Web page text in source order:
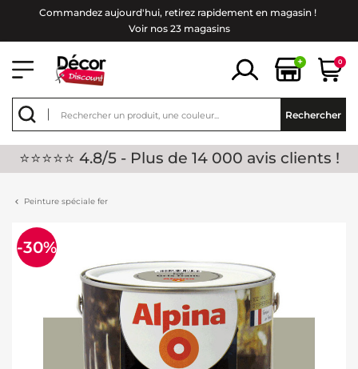
Commandez aujourd'hui, retirez rapidement en magasin !
Voir nos 23 magasins
+ 0
Rechercher
⭐⭐⭐⭐⭐ 4.8/5 - Plus de 14 000 avis clients !
Peinture spéciale fer
-30%